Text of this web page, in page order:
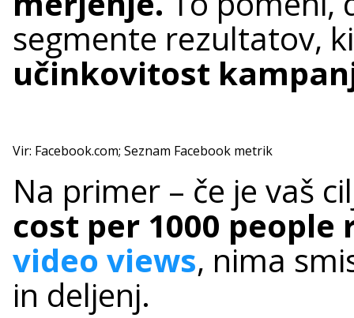
segmente rezultatov,
učinkovitost
Vir: Facebook.com; Seznam Facebook metrik
Na primer – če je vaš
cost per 1000 people
video views, nima
in deljenj.